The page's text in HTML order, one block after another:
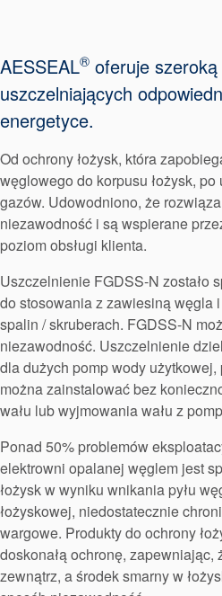
Kontakt
Lokalizacje
Artykuły
Zrównoważonego
Akademia
AESSEAL® oferuje
uszczelniających
energetyce.
Od ochrony łożysk, która
węglowego do korpusu łożysk,
gazów. Udowodniono, że
niezawodność i są wspierane
poziom obsługi klienta.
Uszczelnienie FGDSS-N zostało
do stosowania z zawiesiną węgla
spalin / skruberach. FGDSS-N
niezawodność. Uszczelnienie
dla dużych pomp wody
można zainstalować bez
wału lub wyjmowania wału z
Ponad 50% problemów
elektrowni opalanej węglem jest
łożysk w wyniku wnikania pyłu
łożyskowej, niedostatecznie
wargowe. Produkty do ochrony
doskonałą ochronę, zapewniając,
zewnątrz, a środek smarny w